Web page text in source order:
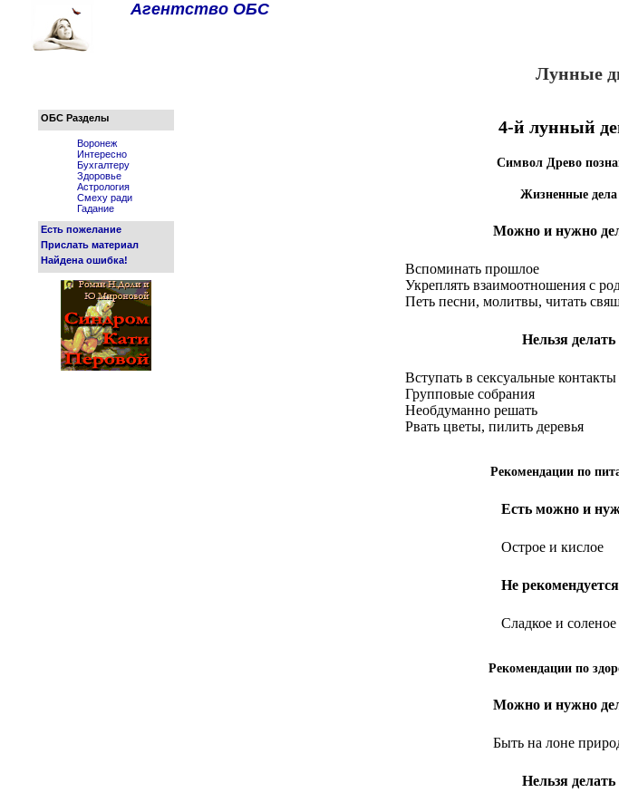
Агентство ОБС
Лунные
ОБС Разделы
Воронеж
Интересно
Бухгалтеру
Здоровье
Астрология
Смеху ради
Гадание
Есть пожелание
Прислать материал
Найдена ошибка!
4-й лунный
Символ Древо
Жизненные дела
Можно и нужно
Вспоминать прошлое
Укреплять взаимоотношения с
Петь песни, молитвы, читать
Нельзя делать
Вступать в сексуальные контакты
Групповые собрания
Необдуманно решать
Рвать цветы, пилить деревья
Рекомендации по
Есть можно и
Острое и кислое
Не рекомендуется
Сладкое и соленое
Рекомендации по
Можно и нужно
Быть на лоне
Нельзя делать